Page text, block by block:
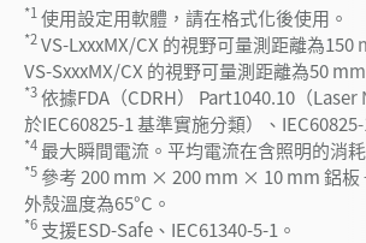
*1 使用設定用軟體，請在格式化後使用。
*2VS-LxxxMX/CX 的視野可量測距離為150
VS-SxxxMX/CX 的視野可量測距離為50
*3依據FDA（CDRH） Part1040.10（
於IEC60825-1 基準實施分類）、IEC60825-
*4 最大瞬間電流。平均電流在含照明的消
*5 參考 200 mm × 200 mm × 10 mm 鋁板
外殼溫度為65°C。
*6 支援ESD-Safe、IEC61340-5-1。